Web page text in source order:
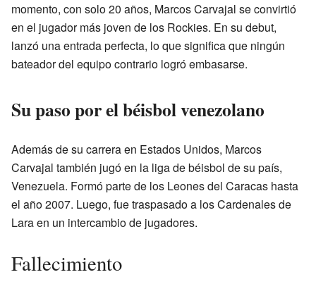
momento, con solo 20 años, Marcos Carvajal se convirtió
en el jugador más joven de los Rockies. En su debut,
lanzó una entrada perfecta, lo que significa que ningún
bateador del equipo contrario logró embasarse.
Su paso por el béisbol venezolano
Además de su carrera en Estados Unidos, Marcos
Carvajal también jugó en la liga de béisbol de su país,
Venezuela. Formó parte de los Leones del Caracas hasta
el año 2007. Luego, fue traspasado a los Cardenales de
Lara en un intercambio de jugadores.
Fallecimiento